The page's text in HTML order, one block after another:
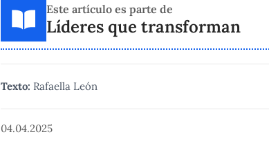
Este artículo es parte de
Líderes que transforman
Texto: Rafaella León
04.04.2025